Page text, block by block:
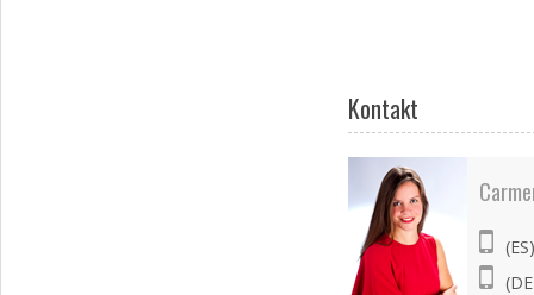
Kontakt